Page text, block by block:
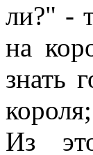
ли?" -
на
знать
Из